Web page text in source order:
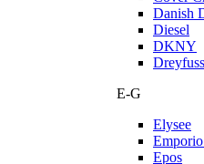
Danish
Diesel
DKNY
Dreyfuss
E-G
Elysee
Epos